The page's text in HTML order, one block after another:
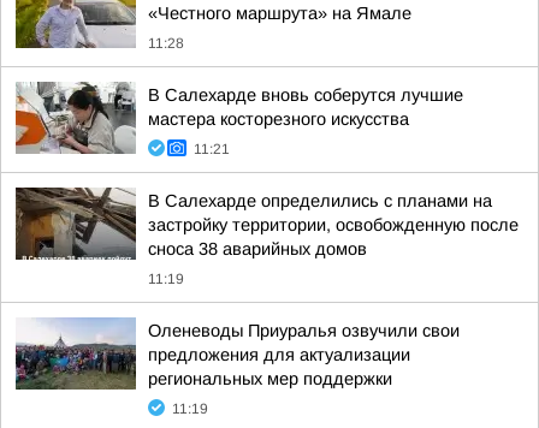
«Честного маршрута» на Ямале
11:28
В Салехарде вновь соберутся лучшие
мастера косторезного искусства
11:21
В Салехарде определились с планами на
застройку территории, освобожденную после
сноса 38 аварийных домов
11:19
Оленеводы Приуралья озвучили свои
предложения для актуализации
региональных мер поддержки
11:19